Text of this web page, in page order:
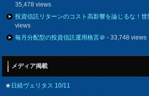
35,478 views
投資信託リターンのコスト高影響を論じるな！
views
毎月分配型の投資信託運用格言＠- 33,748 views
メディア掲載
★日経ヴェリタス 10/11